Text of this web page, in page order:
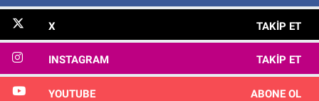
X TAKIP ET
INSTAGRAM TAKIP ET
YOUTUBE ABONE OL